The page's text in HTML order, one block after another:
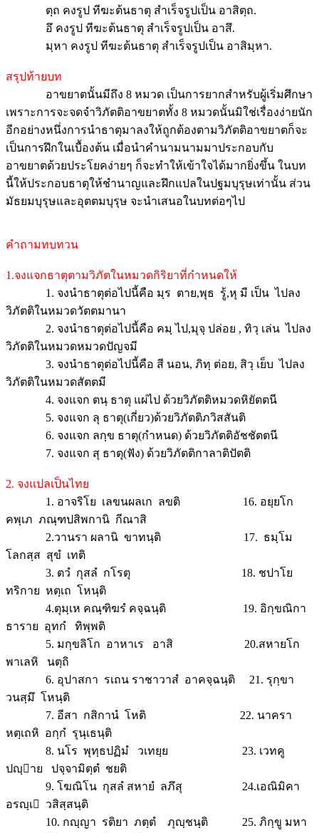
ตฺถ คงรูป ทีฆะต้นธาตุ สำเร็จรูปเป็น อาสิตฺถ.
อึ คงรูป ทีฆะต้นธาตุ สำเร็จรูปเป็น อาสึ.
มฺหา คงรูป ทีฆะต้นธาตุ สำเร็จรูปเป็น อาสิมฺหา.
สรุปท้ายบท
อาขยาตนั้นมีถึง 8 หมวด เป็นการยากสำหรับผู้เริ่มศึกษา
เพราะการจะจดจำวิภัตติอาขยาตทั้ง 8 หมวดนั้นมิใช่เรื่องง่ายนัก
อีกอย่างหนึ่งการนำธาตุมาลงให้ถูกต้องตามวิภัตติอาขยาตก็จะ
เป็นการฝึกในเบื้องต้น เมื่อนำคำนามนามมาประกอบกับ
อาขยาตด้วยประโยคง่ายๆ ก็จะทำให้เข้าใจได้มากยิ่งขึ้น ในบท
นี้ให้ประกอบธาตุให้ชำนาญและฝึกแปลในปฐมบุรุษเท่านั้น ส่วน
มัธยมบุรุษและอุตตมบุรุษ จะนำเสนอในบทต่อๆไป
คำถามทบทวน
1.จงแจกธาตุตามวิภัตในหมวดกิริยาที่กำหนดให้
1. จงนำธาตุต่อไปนี้คือ มฺร ตาย,พุธ รู้,หุ มี เป็น ไปลง
วิภัตติในหมวดวัตตมานา
2. จงนำธาตุต่อไปนี้คือ คมฺ ไป,มุจฺ ปล่อย , ทิวฺ เล่น ไปลง
วิภัตติในหมวดหมวดปัญจมี
3. จงนำธาตุต่อไปนี้คือ สี นอน, ภิทฺ ต่อย, สิวฺ เย็บ ไปลง
วิภัตติในหมวดสัตตมี
4. จงแจก ตนฺ ธาตุ แผ่ไป ด้วยวิภัตติหมวดหิยัตตนี
5. จงแจก ลุ ธาตุ(เกี่ยว)ด้วยวิภัตติภวิสสันติ
6. จงแจก ลกฺข ธาตุ(กำหนด) ด้วยวิภัตติอัชชัตตนี
7. จงแจก สุ ธาตุ(ฟัง) ด้วยวิภัตติกาลาติปัตติ
2. จงแปลเป็นไทย
1. อาจริโย เลขนผลเก ลขติ
16. อยฺยโก
คพฺเภ ภณฺฑปสิพกานิ กีณาสิ
2.วานรา ผลานิ ขาทนฺติ
17. ธมฺโม
โลกสฺส สุขํ เทติ
3. ตวํ กุสลํ กโรตุ
18. ชปาโย
ทริกาย หตฺเถ โหนฺติ
4.ตุมฺเห คณฺฑิฆรํ คจฺฉนฺติ
19. อิกฺขณิกา
ธาราย อุทกํ ทิพฺพติ
5. มกฺขลิโก อาหาเร อาสิ
20.สหายโก
พาเลหิ นตฺถิ
6. อุปาสกา รเถน ราชาวาสํ อาคจฺฉนฺติ 21. รุกฺขา
วนสฺมึ โหนฺติ
7. อีสา กสิกานํ โหติ
22. นาครา
หตฺเถหิ อกฺกํ รุนฺเธนฺติ
8. นโร พุทฺธปฏิมํ วเทยฺย
23. เวทคู
ปญฺาย ปจฺจามิตฺตํ ชยติ
9. โฆณิโน กุสลํ สหายํ ลภึสุ
24.เอณิมิคา
อรญฺเ วสิสฺสนฺติ
10. กญฺญา รติยา ภตฺตํ ภุญฺชนฺติ
25. ภิกฺขู มหา